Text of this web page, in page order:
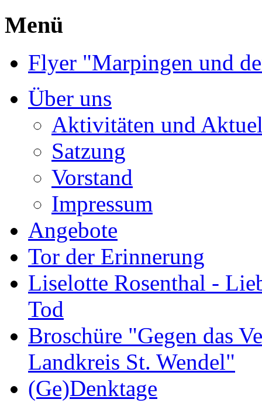
Menü
Flyer "Marpingen und
Über uns
Aktivitäten und
Satzung
Vorstand
Impressum
Angebote
Tor der Erinnerung
Liselotte Rosenthal -
Tod
Broschüre "Gegen das
Landkreis St. Wendel"
(Ge)Denktage